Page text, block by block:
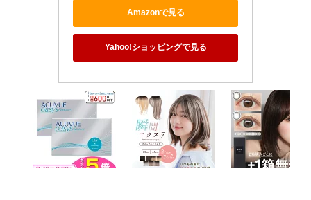
Amazonで見る
Yahoo!ショッピングで見る